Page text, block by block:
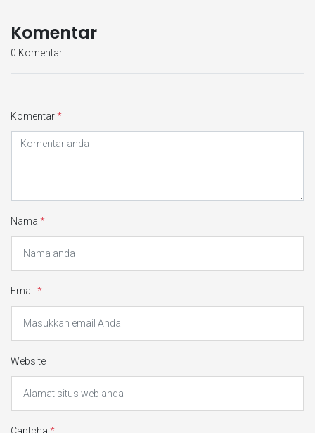
Komentar
0 Komentar
Komentar*
Nama *
Email *
Website
Captcha *